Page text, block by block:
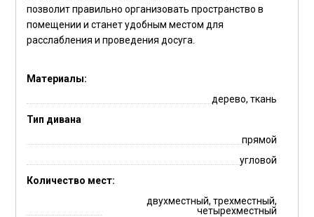
позволит правильно организовать пространство в
помещении и станет удобным местом для
расслабления и проведения досуга.
Материалы:
дерево, ткань
Тип дивана
прямой
угловой
Количество мест:
двухместный, трехместный,
четырехместный